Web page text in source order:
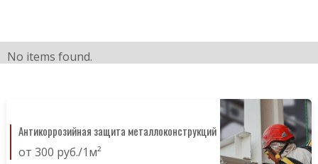
No items found.
Антикоррозийная защита металлоконструкций
от 300 руб./1м²